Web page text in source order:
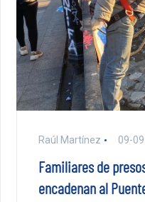
Raúl Martínez 09-
Familiares de
encadenan al